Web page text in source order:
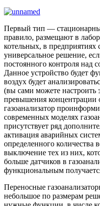
Первый тип —
правило, размещают в
котельных, в
универсальное решение,
постоянного контроля над
Данное устройство будет
воздух будет
(вы сами можете настроить
превышения концентрации
газоанализатор
современных моделях
присутствует ряд
активация аварийных
определенного количества
выключение тех из них,
больше датчиков в
функциональным
Переносные
небольшое по размерам